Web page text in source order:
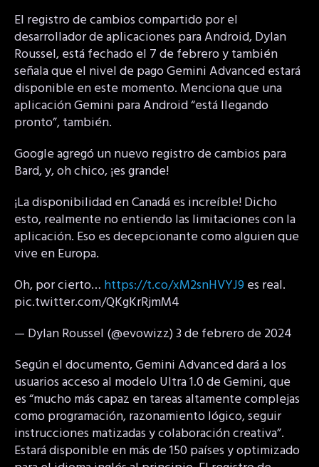
El registro de cambios compartido por el
desarrollador de aplicaciones para Android, Dylan
Roussel, está fechado el 7 de febrero y también
señala que el nivel de pago Gemini Advanced estará
disponible en este momento. Menciona que una
aplicación Gemini para Android “está llegando
pronto”, también.
Google agregó un nuevo registro de cambios para
Bard, y, oh chico, ¡es grande!
¡La disponibilidad en Canadá es increíble! Dicho
esto, realmente no entiendo las limitaciones con la
aplicación. Eso es decepcionante como alguien que
vive en Europa.
Oh, por cierto… https://t.co/xM2snHVYJ9es real.
pic.twitter.com/QKgKrRjmM4
— Dylan Roussel (@evowizz) 3 de febrero de 2024
Según el documento, Gemini Advanced dará a los
usuarios acceso al modelo Ultra 1.0 de Gemini, que
es “mucho más capaz en tareas altamente complejas
como programación, razonamiento lógico, seguir
instrucciones matizadas y colaboración creativa”.
Estará disponible en más de 150 países y optimizado